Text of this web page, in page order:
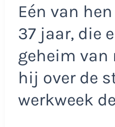
Eén van
37 jaar, die
geheim van
hij over de
werkweek